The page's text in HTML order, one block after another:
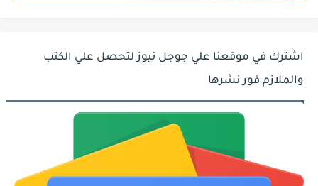
اشترك في موقعنا علي جوجل نيوز لتحصل علي الكتب
والملازم فور نشرها